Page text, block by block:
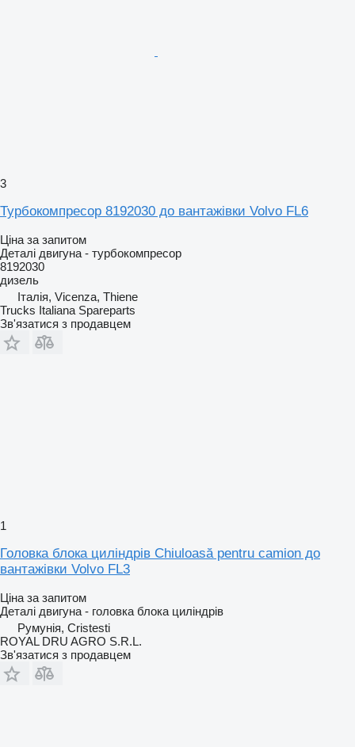
3
Турбокомпресор 8192030 до вантажівки Volvo FL6
Ціна за запитом
Деталі двигуна - турбокомпресор
8192030
дизель
Італія, Vicenza, Thiene
Trucks Italiana Spareparts
Зв'язатися з продавцем
1
Головка блока циліндрів Chiuloasă pentru camion до
вантажівки Volvo FL3
Ціна за запитом
Деталі двигуна - головка блока циліндрів
Румунія, Cristesti
ROYAL DRU AGRO S.R.L.
Зв'язатися з продавцем